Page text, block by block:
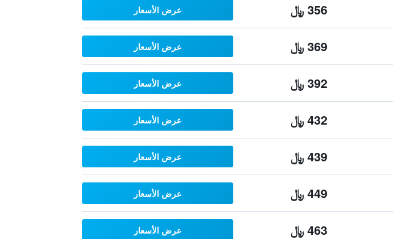
356 ﷼ عرض الأسعار
369 ﷼ عرض الأسعار
392 ﷼ عرض الأسعار
432 ﷼ عرض الأسعار
439 ﷼ عرض الأسعار
449 ﷼ عرض الأسعار
463 ﷼ عرض الأسعار